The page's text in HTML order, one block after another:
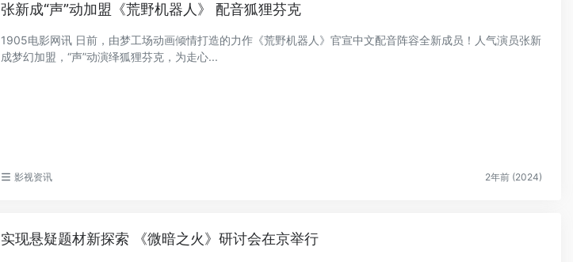
张新成“声”动加盟《荒野机器人》 配音狐狸芬克
1905电影网讯 日前，由梦工场动画倾情打造的力作《荒野机器人》官宣中文配音阵容全新成员！人气演员张新
成梦幻加盟，“声”动演绎狐狸芬克，为走心...
影视资讯 2年前 (2024)
实现悬疑题材新探索 《微暗之火》研讨会在京举行